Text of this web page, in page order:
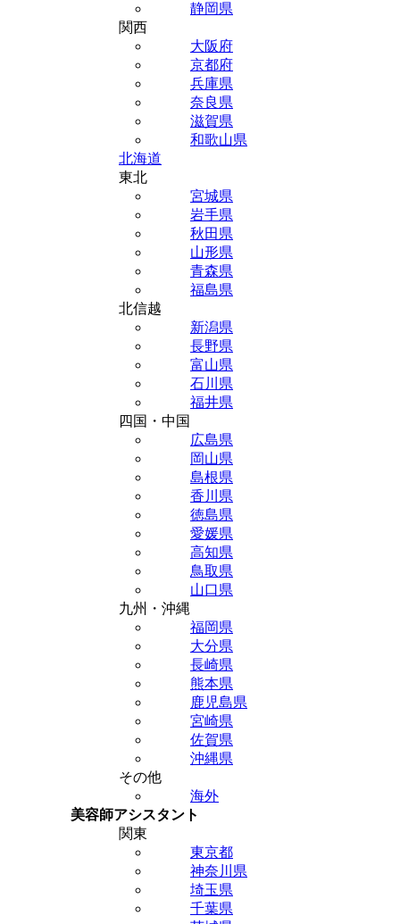
静岡県
関西
大阪府
京都府
兵庫県
奈良県
滋賀県
和歌山県
北海道
東北
宮城県
岩手県
秋田県
山形県
青森県
福島県
北信越
新潟県
長野県
富山県
石川県
福井県
四国・中国
広島県
岡山県
島根県
香川県
徳島県
愛媛県
高知県
鳥取県
山口県
九州・沖縄
福岡県
大分県
長崎県
熊本県
鹿児島県
宮崎県
佐賀県
沖縄県
その他
海外
美容師アシスタント
関東
東京都
神奈川県
埼玉県
千葉県